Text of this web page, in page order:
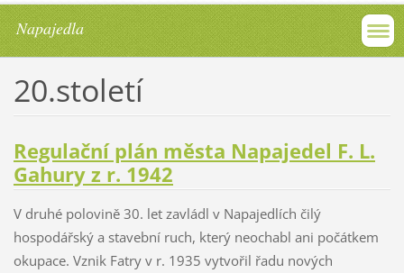
Napajedla
20.století
Regulační plán města Napajedel F. L.
Gahury z r. 1942
V druhé polovině 30. let zavládl v Napajedlích čilý
hospodářský a stavební ruch, který neochabl ani počátkem
okupace. Vznik Fatry v r. 1935 vytvořil řadu nových